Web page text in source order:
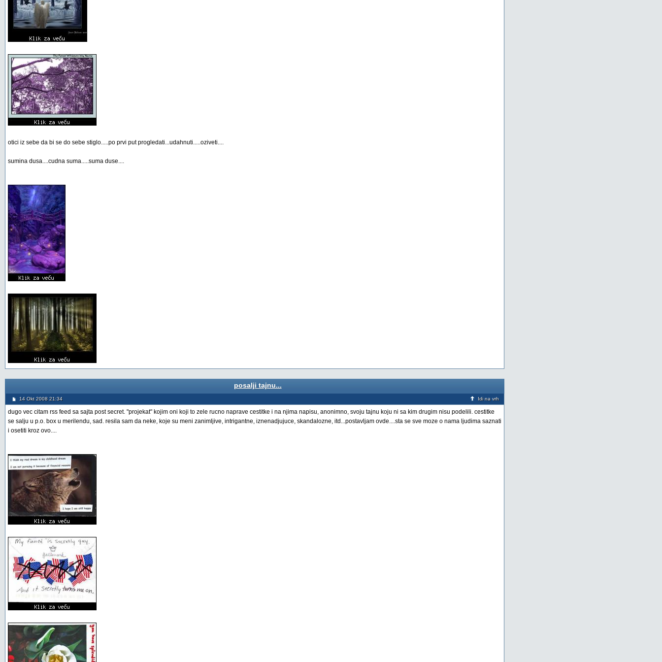
otici iz sebe da bi se do sebe stiglo.....po prvi put progledati...udahnuti.....oziveti....
sumina dusa....cudna suma.....suma duse....
posalji tajnu...
14 Okt 2008 21:34 Idi na vrh
dugo vec citam rss feed sa sajta post secret. "projekat" kojim oni koji to zele rucno naprave cestitke i na njima napisu, anonimno, svoju tajnu koju ni sa kim drugim nisu podelili. cestitke
se salju u p.o. box u merilendu, sad. resila sam da neke, koje su meni zanimljive, intrigantne, iznenadjujuce, skandalozne, itd...postavljam ovde....sta se sve moze o nama ljudima saznati
i osetiti kroz ovo....